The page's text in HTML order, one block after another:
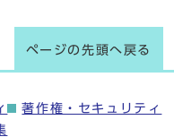
ページの先頭へ戻る
著作権・セキュリティ